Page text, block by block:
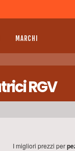
MARCHI
RGV
I migliori prezzi per